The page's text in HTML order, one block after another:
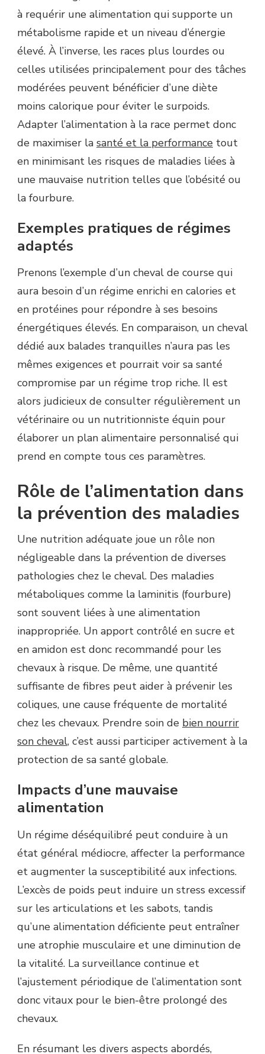
à requérir une alimentation qui supporte un
métabolisme rapide et un niveau d’énergie
élevé. À l’inverse, les races plus lourdes ou
celles utilisées principalement pour des tâches
modérées peuvent bénéficier d’une diète
moins calorique pour éviter le surpoids.
Adapter l’alimentation à la race permet donc
de maximiser la santé et la performance tout
en minimisant les risques de maladies liées à
une mauvaise nutrition telles que l’obésité ou
la fourbure.
Exemples pratiques de régimes
adaptés
Prenons l’exemple d’un cheval de course qui
aura besoin d’un régime enrichi en calories et
en protéines pour répondre à ses besoins
énergétiques élevés. En comparaison, un cheval
dédié aux balades tranquilles n’aura pas les
mêmes exigences et pourrait voir sa santé
compromise par un régime trop riche. Il est
alors judicieux de consulter régulièrement un
vétérinaire ou un nutritionniste équin pour
élaborer un plan alimentaire personnalisé qui
prend en compte tous ces paramètres.
Rôle de l’alimentation dans
la prévention des maladies
Une nutrition adéquate joue un rôle non
négligeable dans la prévention de diverses
pathologies chez le cheval. Des maladies
métaboliques comme la laminitis (fourbure)
sont souvent liées à une alimentation
inappropriée. Un apport contrôlé en sucre et
en amidon est donc recommandé pour les
chevaux à risque. De même, une quantité
suffisante de fibres peut aider à prévenir les
coliques, une cause fréquente de mortalité
chez les chevaux. Prendre soin de bien nourrir
son cheval, c’est aussi participer activement à la
protection de sa santé globale.
Impacts d’une mauvaise
alimentation
Un régime déséquilibré peut conduire à un
état général médiocre, affecter la performance
et augmenter la susceptibilité aux infections.
L’excès de poids peut induire un stress excessif
sur les articulations et les sabots, tandis
qu’une alimentation déficiente peut entraîner
une atrophie musculaire et une diminution de
la vitalité. La surveillance continue et
l’ajustement périodique de l’alimentation sont
donc vitaux pour le bien-être prolongé des
chevaux.
En résumant les divers aspects abordés,